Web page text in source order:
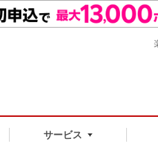
サービス